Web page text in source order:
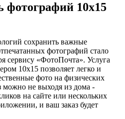
фотографий 10х15
сохранить важные
фотографий стало
сервису «ФотоПочта». Услуга
10х15 позволяет легко и
фото на физических
можно не выходя из дома -
на сайте или нескольких
и ваш заказ будет